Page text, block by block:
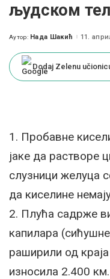
људском
Posted
Аутор: Нада Шакић 11.
Dodaj Zelenu
1. Пробавне
јаке да растворе
слузници желуца
да киселине
2. Плућа садрже
капилара
раширили од
износила 2.400 км.